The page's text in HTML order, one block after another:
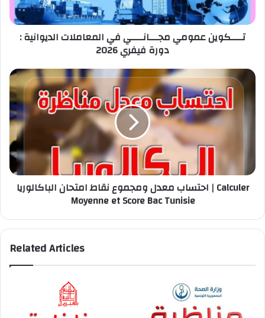
دورة
فيفري
2026تــــكوين عمومي مجـــانــــي في المعاملات الديوانية :
دورة فيفري 2026
احتساب
معدل
ومجموع
نقاط
امتحان
الباكالوريا
|
Calculer
Moyenne
احتساب معدل ومجموع نقاط امتحان الباكالوريا | Calculer
Moyenne et Score Bac Tunisie
Related Articles